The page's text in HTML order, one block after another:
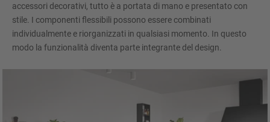
accessori decorativi, tutto è a portata di mano e presentato con
stile. I componenti flessibili possono essere combinati
individualmente e riorganizzati in qualsiasi momento. In questo
modo la funzionalità diventa parte integrante del design.